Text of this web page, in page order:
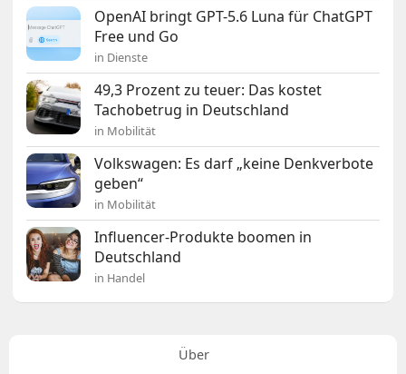
OpenAI bringt GPT-5.6 Luna für ChatGPT
Free und Go
in Dienste
49,3 Prozent zu teuer: Das kostet
Tachobetrug in Deutschland
in Mobilität
Volkswagen: Es darf „keine Denkverbote
geben“
in Mobilität
Influencer-Produkte boomen in
Deutschland
in Handel
Über